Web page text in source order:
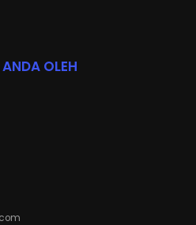
OLEH